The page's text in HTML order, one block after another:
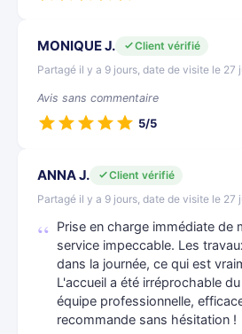
MONIQUE J.
Client vérifié
Partagé il y a 9 jours, date de visite le 27
Avis sans commentaire
5/5
ANNA J.
Client vérifié
Partagé il y a 9 jours, date de visite le 27
Prise en charge immédiate de
service impeccable. Les
dans la journée, ce qui est
L'accueil a été irréprochable
équipe professionnelle,
recommande sans hésitation !